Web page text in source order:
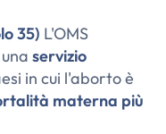
35) L'OMS
servizio
in cui l'aborto è
materna più